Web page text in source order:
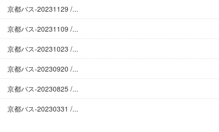
京都バス-20231129 /...
京都バス-20231109 /...
京都バス-20231023 /...
京都バス-20230920 /...
京都バス-20230825 /...
京都バス-20230331 /...